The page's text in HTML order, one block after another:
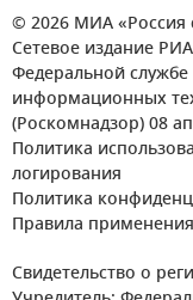
© 2026 МИА «Россия
Сетевое издание
Федеральной
информационных
(Роскомнадзор) 08
Политика
логирования
Политика
Правила
Свидетельство о